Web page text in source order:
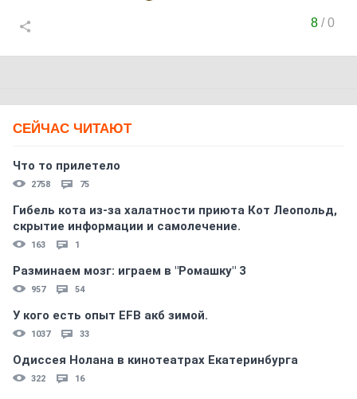
8/0
СЕЙЧАС ЧИТАЮТ
Что то прилетело
2758 75
Гибель кота из-за халатности приюта Кот Леопольд,
скрытиe информации и самолечение.
163 1
Разминаем мозг: играем в "Ромашку" 3
957 54
У кого есть опыт EFB акб зимой.
1037 33
Одиссея Нолана в кинотеатрах Екатеринбурга
322 16